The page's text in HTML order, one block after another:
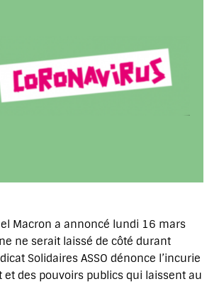
Macron a annoncé lundi 16 mars
ne serait laissé de côté durant
Solidaires ASSO dénonce l’incurie
des pouvoirs publics qui laissent au